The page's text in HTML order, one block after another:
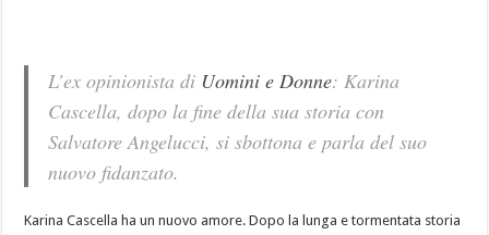
L’ex opinionista di Uomini e Donne: Karina
Cascella, dopo la fine della sua storia con
Salvatore Angelucci, si sbottona e parla del suo
nuovo fidanzato.
Karina Cascella ha un nuovo amore. Dopo la lunga e tormentata storia